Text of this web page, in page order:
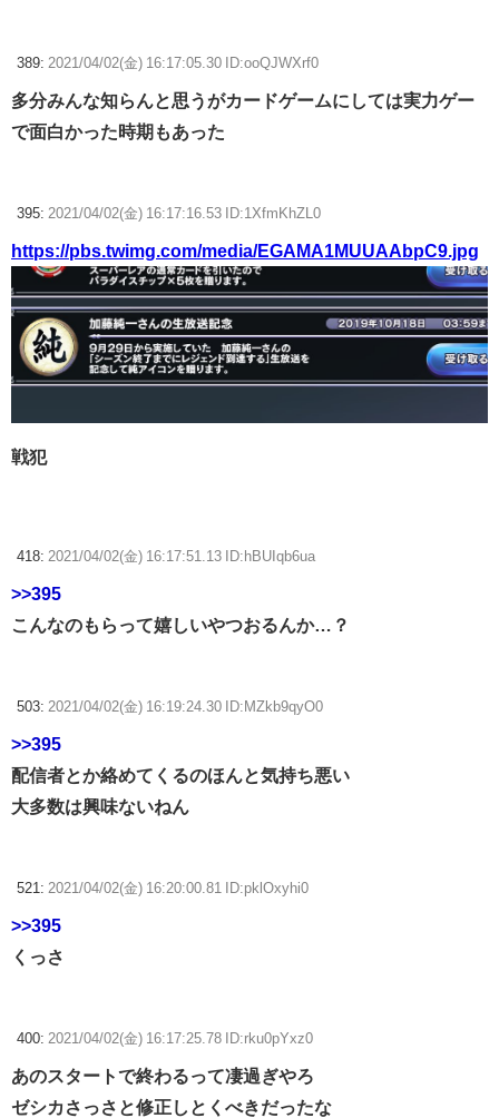
389: 2021/04/02(金) 16:17:05.30 ID:ooQJWXrf0
多分みんな知らんと思うがカードゲームにしては実力ゲー
で面白かった時期もあった
395: 2021/04/02(金) 16:17:16.53 ID:1XfmKhZL0
https://pbs.twimg.com/media/EGAMA1MUUAAbpC9.jpg
戦犯
418: 2021/04/02(金) 16:17:51.13 ID:hBUIqb6ua
>>395
こんなのもらって嬉しいやつおるんか…？
503: 2021/04/02(金) 16:19:24.30 ID:MZkb9qyO0
>>395
配信者とか絡めてくるのほんと気持ち悪い
大多数は興味ないねん
521: 2021/04/02(金) 16:20:00.81 ID:pklOxyhi0
>>395
くっさ
400: 2021/04/02(金) 16:17:25.78 ID:rku0pYxz0
あのスタートで終わるって凄過ぎやろ
ゼシカさっさと修正しとくべきだったな